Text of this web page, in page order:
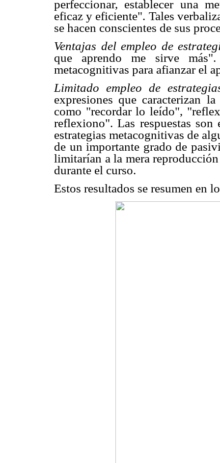
perfeccionar, establecer una
eficaz y eficiente". Tales
se hacen conscientes de sus
Ventajas del empleo de
que aprendo me sirve
metacognitivas para afianzar el
Limitado empleo de
expresiones que caracterizan
como "recordar lo leído",
reflexiono". Las respuestas
estrategias metacognitivas de
de un importante grado de
limitarían a la mera
durante el curso.
Estos resultados se resumen en